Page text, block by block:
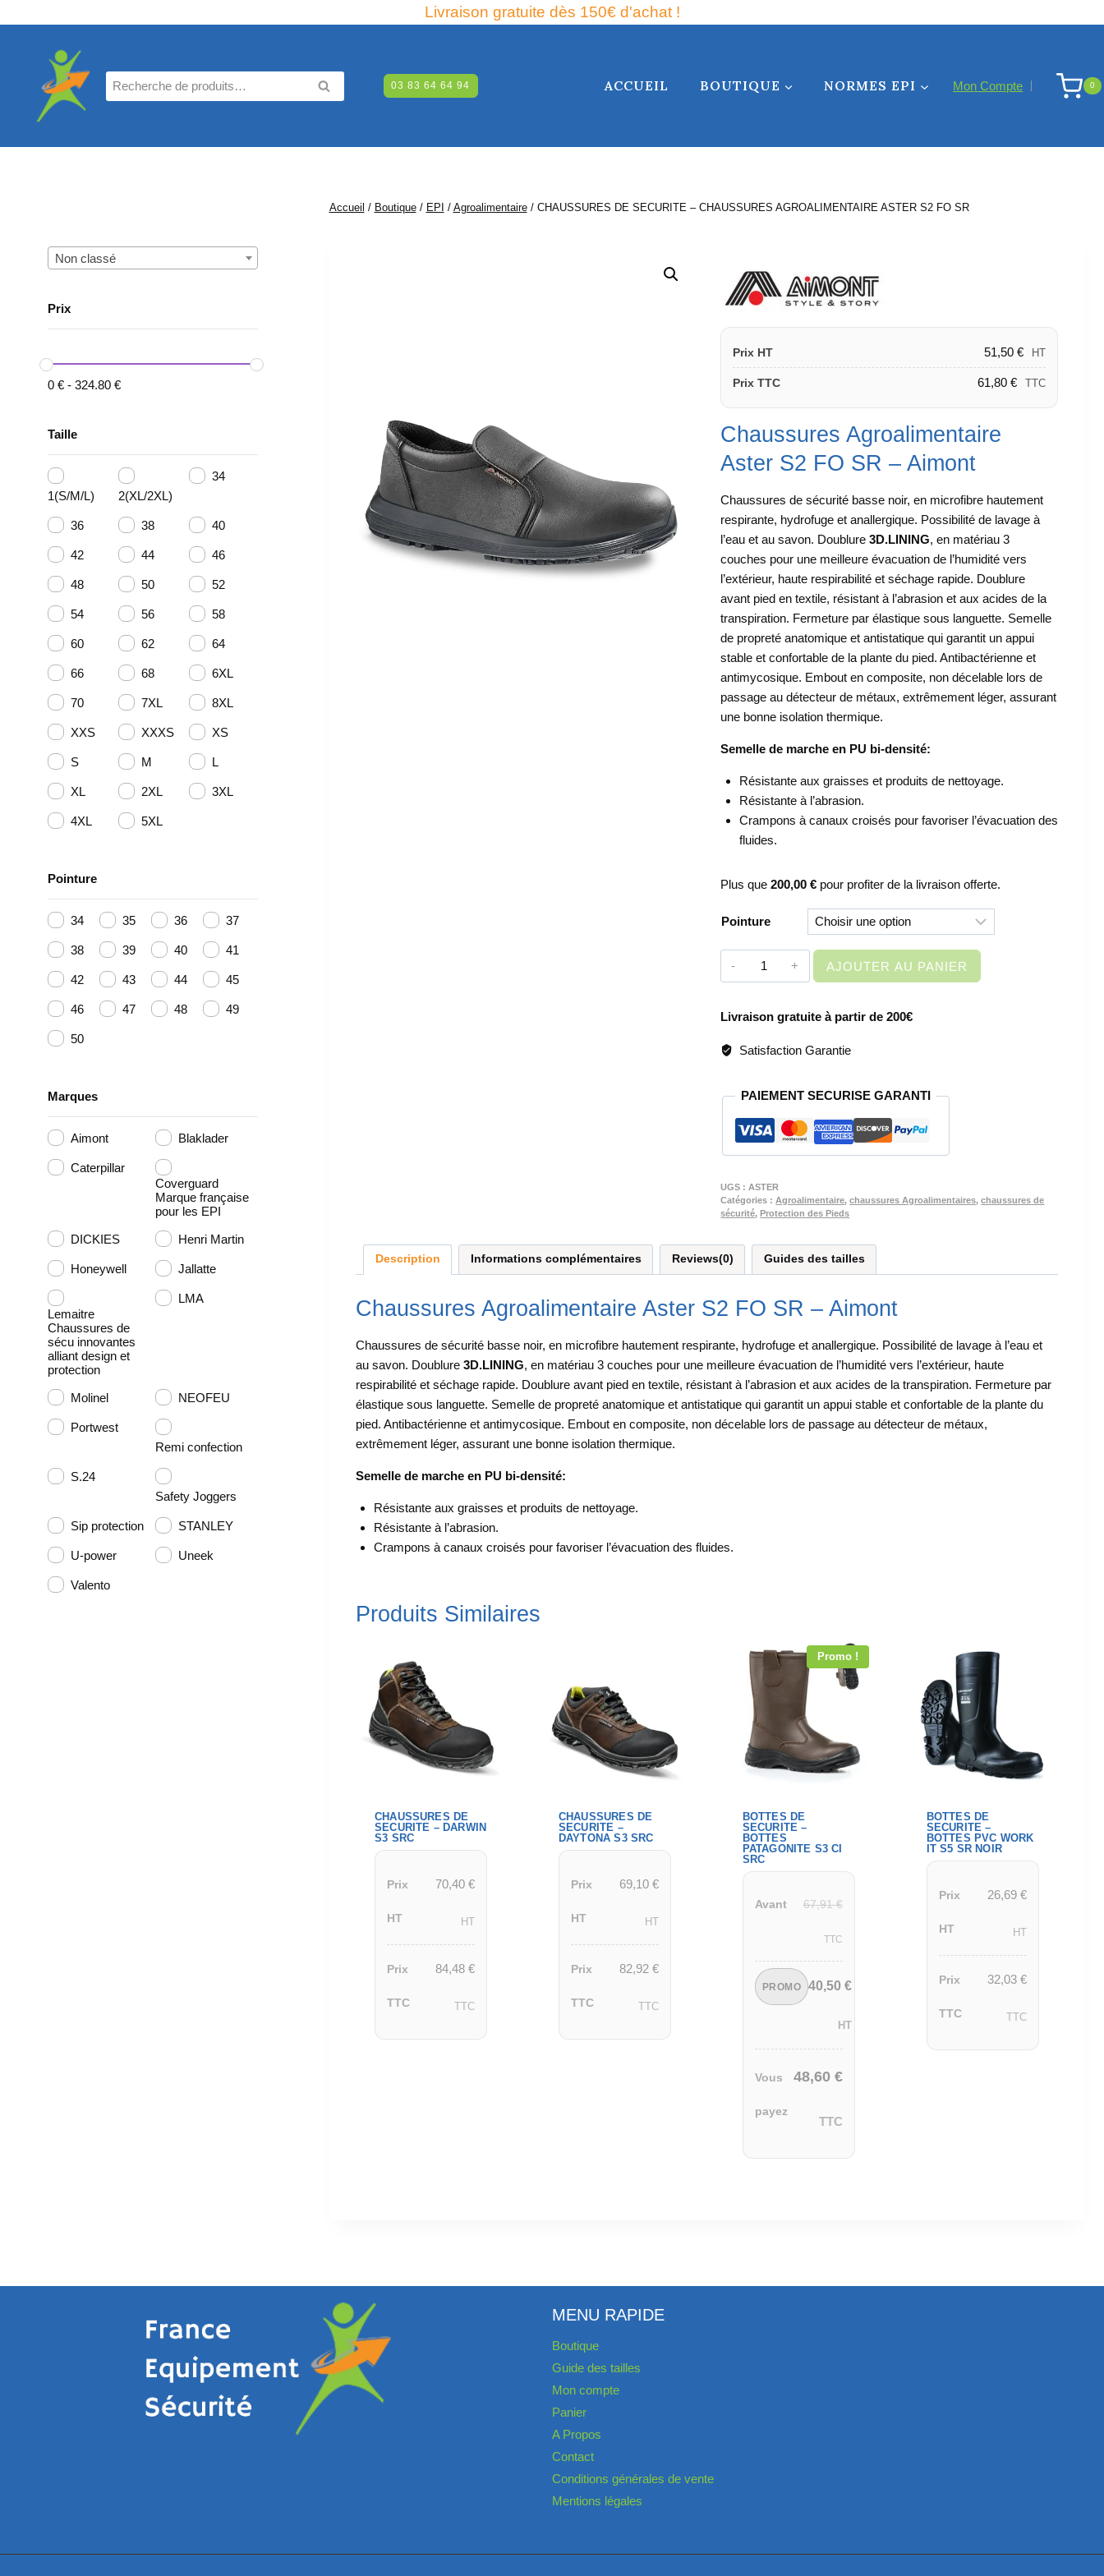
au
Livraison gratuite dès 150€ d'achat !
Recherche
pour :
RECHERCHE03 83 64 64 94 ACCUEIL BOUTIQUE NORMES EPI Mon Compte 0
Accueil / Boutique / EPI / Agroalimentaire / CHAUSSURES DE SECURITE – CHAUSSURES AGROALIMENTAIRE ASTER S2 FO SR
Prix HT 51,50 € HT
Prix TTC 61,80 € TTC
Chaussures Agroalimentaire
Aster S2 FO SR – Aimont
Chaussures de sécurité basse noir, en microfibre hautement
respirante, hydrofuge et anallergique. Possibilité de lavage à
l’eau et au savon. Doublure3D.LINING, en matériau 3
couches pour une meilleure évacuation de l’humidité vers
l’extérieur, haute respirabilité et séchage rapide. Doublure
avant pied en textile, résistant à l’abrasion et aux acides de la
transpiration. Fermeture par élastique sous languette. Semelle
de propreté anatomique et antistatique qui garantit un appui
stable et confortable de la plante du pied. Antibactérienne et
antimycosique. Embout en composite, non décelable lors de
passage au détecteur de métaux, extrêmement léger, assurant
une bonne isolation thermique.
Semelle de marche en PU bi-densité:
Résistante aux graisses et produits de nettoyage.
Résistante à l’abrasion.
Crampons à canaux croisés pour favoriser l’évacuation des
fluides.
Plus que200,00€ pour profiter de la livraison offerte.
Pointure
quantité
de
DE
–
AGROALIMENTAIRE
ASTER
S2
FO
AJOUTER AU PANIER
Livraison gratuite à partir de 200€
Satisfaction Garantie
PAIEMENT SECURISE GARANTI
UGS : ASTER
Catégories : Agroalimentaire,chaussures Agroalimentaires,chaussures de
sécurité,Protection des Pieds
Description Informations complémentaires Reviews(0) Guides des tailles
Chaussures Agroalimentaire Aster S2 FO SR – Aimont
Chaussures de sécurité basse noir, en microfibre hautement respirante, hydrofuge et anallergique. Possibilité de lavage à l’eau et
au savon. Doublure 3D.LINING, en matériau 3 couches pour une meilleure évacuation de l’humidité vers l’extérieur, haute
respirabilité et séchage rapide. Doublure avant pied en textile, résistant à l’abrasion et aux acides de la transpiration. Fermeture par
élastique sous languette. Semelle de propreté anatomique et antistatique qui garantit un appui stable et confortable de la plante du
pied. Antibactérienne et antimycosique. Embout en composite, non décelable lors de passage au détecteur de métaux,
extrêmement léger, assurant une bonne isolation thermique.
Semelle de marche en PU bi-densité:
Résistante aux graisses et produits de nettoyage.
Résistante à l’abrasion.
Crampons à canaux croisés pour favoriser l’évacuation des fluides.
Produits Similaires
CHAUSSURES DE
SECURITE – DARWIN
S3 SRC
Prix
HT
70,40 €
HT
Prix
TTC
84,48 €
TTC
CHAUSSURES DE
SECURITE –
DAYTONA S3 SRC
Prix
HT
69,10 €
HT
Prix
TTC
82,92 €
TTC
Promo !
BOTTES DE
SECURITE –
BOTTES
PATAGONITE S3 CI
SRC
Avant 67,91€
TTC
PROMO 40,50€
HT
Vous
payez
48,60 €
TTC
BOTTES DE
SECURITE –
BOTTES PVC WORK
IT S5 SR NOIR
Prix
HT
26,69 €
HT
Prix
TTC
32,03 €
TTC
Non classé
Prix
0 € - 324.80 €
Taille
1(S/M/L) 2(XL/2XL)
34
36 38 40
42 44 46
48 50 52
54 56 58
60 62 64
66 68 6XL
70 7XL 8XL
XXS XXXS XS
S M L
XL 2XL 3XL
4XL 5XL
Pointure
34 35 36 37
38 39 40 41
42 43 44 45
46 47 48 49
50
Marques
Aimont Blaklader
Caterpillar
Coverguard
Marque française
pour les EPI
DICKIES
Henri Martin
Honeywell Jallatte
Lemaitre
Chaussures de
sécu innovantes
alliant design et
protection
LMA
Molinel NEOFEU
Portwest
Remi confection
S.24
Safety Joggers
Sip protection STANLEY
U-power Uneek
Valento
MENU RAPIDE
Boutique
Guide des tailles
Mon compte
Panier
A Propos
Contact
Conditions générales de vente
Mentions légales